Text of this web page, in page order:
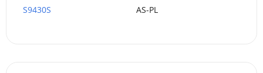
S9430S AS-PL